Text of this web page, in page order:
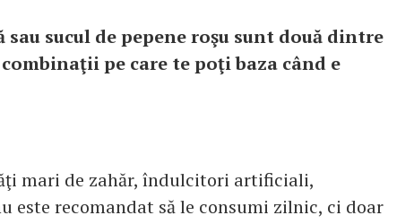
sau sucul de pepene roşu sunt două dintre
pe care te poţi baza când e
mari de zahăr, îndulcitori artificiali,
este recomandat să le consumi zilnic, ci doar